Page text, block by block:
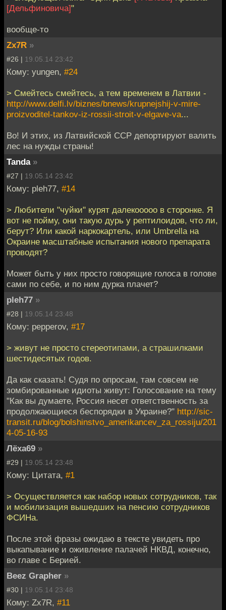
[Дельфиновича]"
вообще-то
Zx7R »
#26 | 19.05.14 23:42
Кому: yungen, #24
> Смейтесь смейтесь, а тем временем в Латвии -
http://www.delfi.lv/biznes/bnews/krupnejshij-v-mire-
proizvoditel-tankov-iz-rossii-stroit-v-elgave-va...
Во! И этих, из Латвийской ССР депортируют валить
лес на нужды страны!
Tanda »
#27 | 19.05.14 23:42
Кому: pleh77, #14
> Любители "чуйки" курят далекооооо в сторонке. Я
вот не пойму, они такую дурь у рептилоидов, что ли,
берут? Или какой наркокартель, или Umbrella на
Окраине масштабные испытания нового препарата
проводят?
Может быть у них просто говорящие голоса в голове
сами по себе, и по ним дурка плачет?
pleh77 »
#28 | 19.05.14 23:48
Кому: pepperov, #17
> живут не просто стереотипами, а страшилками
шестидесятых годов.
Да как сказать! Судя по опросам, там совсем не
зомбированные идиоты живут: Голосование на тему
"Как вы думаете, Россия несет ответственность за
продолжающиеся беспорядки в Украине?" http://sic-
transit.ru/blog/bolshinstvo_amerikancev_za_rossiju/201
4-05-16-93
Лёха69 »
#29 | 19.05.14 23:48
Кому: Цитата, #1
> Осуществляется как набор новых сотрудников, так
и мобилизация вышедших на пенсию сотрудников
ФСИНа.
После этой фразы ожидаю в тексте увидеть про
выкапывание и оживление палачей НКВД, конечно,
во главе с Берией.
Beez Grapher »
#30 | 19.05.14 23:48
Кому: Zx7R, #11